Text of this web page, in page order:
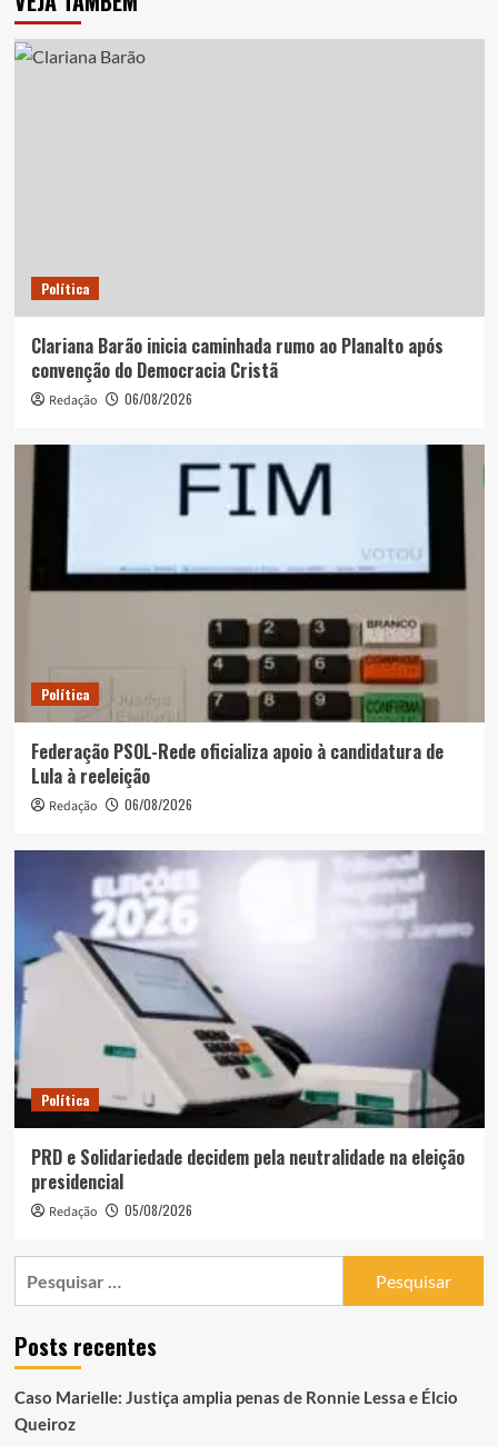
Política
Clariana Barão inicia caminhada rumo ao Planalto após
convenção do Democracia Cristã
Redação 06/08/2026
Política
Federação PSOL-Rede oficializa apoio à candidatura de
Lula à reeleição
Redação 06/08/2026
Política
PRD e Solidariedade decidem pela neutralidade na eleição
presidencial
Redação 05/08/2026
Posts recentes
Caso Marielle: Justiça amplia penas de Ronnie Lessa e Élcio
Queiroz